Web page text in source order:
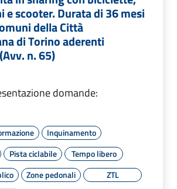
scooter. Durata di 36 mesi
della Città
di Torino aderenti
n. 65)
domande:
Inquinamento
Pista ciclabile
Tempo libero
Zone pedonali
ZTL